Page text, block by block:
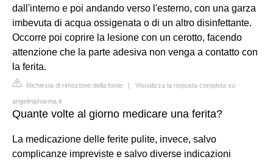
dall'interno e poi andando verso l'esterno, con una garza
imbevuta di acqua ossigenata o di un altro disinfettante.
Occorre poi coprire la lesione con un cerotto, facendo
attenzione che la parte adesiva non venga a contatto con
la ferita.
Richiesta di rimozione della fonte | Visualizza la risposta completa su
angelinipharma.it
Quante volte al giorno medicare una ferita?
La medicazione delle ferite pulite, invece, salvo
complicanze impreviste e salvo diverse indicazioni